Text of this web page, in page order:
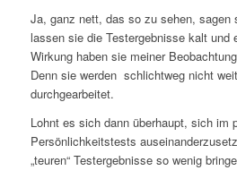
Ja, ganz nett, das so zu sehen, sagen
lassen sie die Testergebnisse kalt und
Wirkung haben sie meiner
Denn sie werden schlichtweg nicht
durchgearbeitet.
Lohnt es sich dann überhaupt, sich im
Persönlichkeitstests
„teuren“ Testergebnisse so wenig